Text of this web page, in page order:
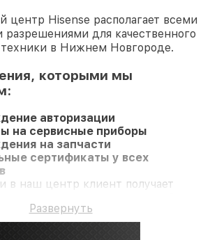
центр Hisense располагает всеми
разрешениями для качественного
в Нижнем Новгороде.
которыми мы
авторизации
на сервисные приборы
на запчасти
сертификаты у всех
в наш центр клиент получает
комплектующие.
Развернуть